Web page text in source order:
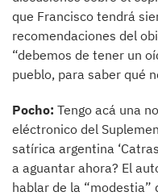
que Francisco tendrá
recomendaciones del
“debemos de tener un
pueblo, para saber qué
Pocho: Tengo acá una
eléctronico del
satírica argentina
a aguantar ahora? El
hablar de la “modestia”